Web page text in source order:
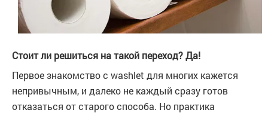
Стоит ли решиться на такой переход? Да!
Первое знакомство с washlet для многих кажется
непривычным, и далеко не каждый сразу готов
отказаться от старого способа. Но практика